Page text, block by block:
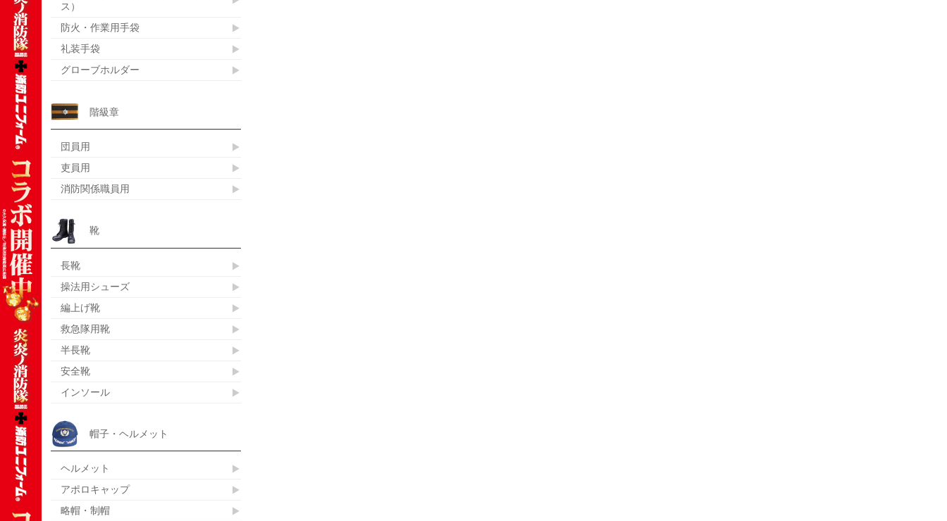
ス）
防火・作業用手袋
礼装手袋
グローブホルダー
階級章
団員用
吏員用
消防関係職員用
靴
長靴
操法用シューズ
編上げ靴
救急隊用靴
半長靴
安全靴
インソール
帽子・ヘルメット
ヘルメット
アポロキャップ
略帽・制帽